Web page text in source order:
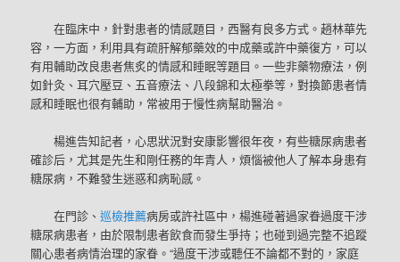
在臨床中，針對患者的情感題目，西醫有良多方式。趙林華先
容，一方面，利用具有疏肝解郁藥效的中成藥或許中藥復方，可以
有用輔助改良患者焦炙的情感和睡眠等題目。一些非藥物療法，例
如針灸、耳穴壓豆、五音療法、八段錦和太極拳等，對換節患者情
感和睡眠也很有輔助，常被用于慢性病幫助醫治。
楊進告知記者，心思狀況對安康影響很年夜，有些糖尿病患者
確診后，尤其是先生和剛任務的年青人，煩惱被他人了解本身患有
糖尿病，不難發生迷惑和病恥感。
在門診、巡檢推薦病房或許社區中，楊進碰著過家眷過度干涉
糖尿病患者，由於限制患者飲食而發生爭持；也碰到過完整不追蹤
關心患者病情治理的家眷。“過度干涉或聽任不論都不對的，家庭